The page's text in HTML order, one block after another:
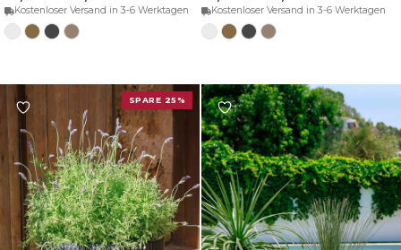
Kostenloser Versand in 3-6 Werktagen
Weiss
Bronze
Anthrazit
Taupe
Kostenloser Versand in 3-6 Werktagen
Weiss
Bronze
Anthrazit
Taupe
SPARE 25%